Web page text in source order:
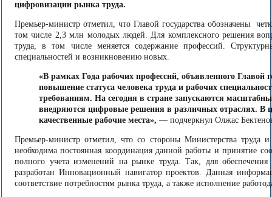
цифровизации рынка труда.
Премьер-министр отметил, что Главой государства обозначены
том числе 2,3 млн молодых людей. Для комплексного решения
труда, в том числе меняется содержание профессий.
специальностей и возникновению новых.
«В рамках Года рабочих профессий, объявленного Главой
повышение статуса человека труда и рабочих
требованиям. На сегодня в стране запускаются
внедряются цифровые решения в различных отраслях. В
качественные рабочие места», — подчеркнул Олжас
Премьер-министр отметил, что со стороны Министерства труда
необходима постоянная координация данной работы и принятие
полного учета изменений на рынке труда. Так, для обеспечения
разработан Инновационный навигатор проектов. Данная
соответствие потребностям рынка труда, а также исполнение